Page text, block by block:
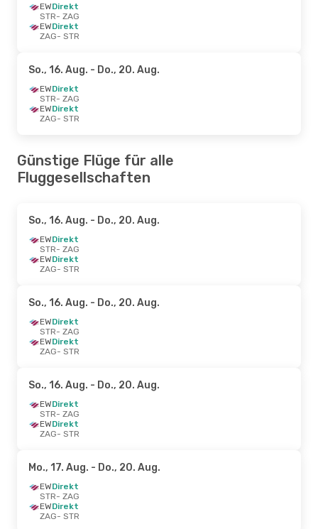
EWDirekt
STR- ZAG
EWDirekt
ZAG- STR
So., 16. Aug. - Do., 20. Aug.
EWDirekt
STR- ZAG
EWDirekt
ZAG- STR
Günstige Flüge für alle
Fluggesellschaften
So., 16. Aug. - Do., 20. Aug.
EWDirekt
STR- ZAG
EWDirekt
ZAG- STR
So., 16. Aug. - Do., 20. Aug.
EWDirekt
STR- ZAG
EWDirekt
ZAG- STR
So., 16. Aug. - Do., 20. Aug.
EWDirekt
STR- ZAG
EWDirekt
ZAG- STR
Mo., 17. Aug. - Do., 20. Aug.
EWDirekt
STR- ZAG
EWDirekt
ZAG- STR